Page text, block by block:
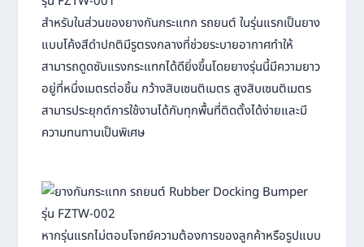
สำหรับในส่วนของยางกันกระแทก รถยนต์ ในรุ่นแรกเป็นยาง
แบบโค้งสีดำปกติมีรูตรงกลางที่ช่วยระบายอากาศทำให้
สามารถดูดซับแรงกระแทกได้ดียิ่งขึ้นโดยยางรุ่นนี้มีความยาว
อยู่ที่หนึ่งเมตรต่อชิ้น กว้างสิบเซนติเมตร สูงสิบเซนติเมตร
สามารประยุกต์การใช้งานได้กับทุกพื้นที่ติดตั้งได้ง่ายและมี
ความทนทานเป็นพิเศษ
หากรุ่นแรกไม่ตอบโจทย์ความต้องการของลูกค้าหรือรูปแบบ